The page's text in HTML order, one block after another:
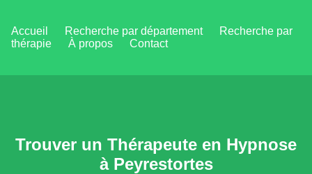
Accueil Recherche par département
Recherche par
thérapie
À propos Contact
Trouver un Thérapeute en Hypnose
à Peyrestortes